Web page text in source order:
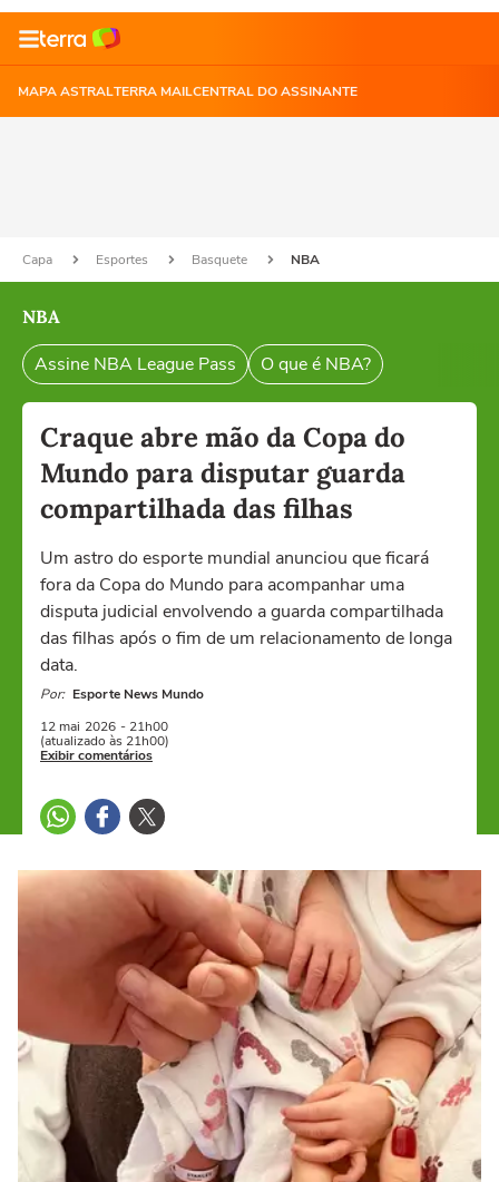
MAPA ASTRALTERRA MAILCENTRAL DO ASSINANTE
Capa Esportes Basquete NBA
NBA
Assine NBA League Pass O que é NBA?
Craque abre mão da Copa do
Mundo para disputar guarda
compartilhada das filhas
Um astro do esporte mundial anunciou que ficará
fora da Copa do Mundo para acompanhar uma
disputa judicial envolvendo a guarda compartilhada
das filhas após o fim de um relacionamento de longa
data.
Por: Esporte News Mundo
12 mai 2026 - 21h00
(atualizado às 21h00)
Exibir comentários